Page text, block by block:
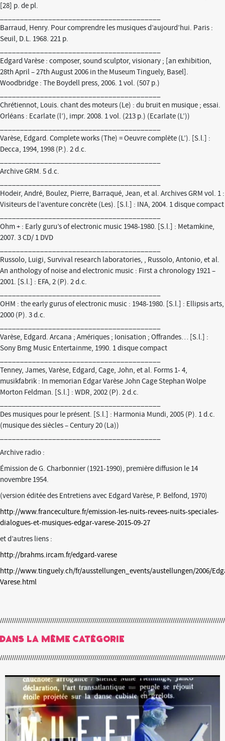
[28] p. de pl.
Barraud, Henry. Pour comprendre les musiques d’aujourd’hui. Paris :
Seuil, D.L. 1968. 221 p.
Edgard Varèse : composer, sound sculptor, visionary ; [an exhibition,
28th April – 27th August 2006 in the Museum Tinguely, Basel].
Woodbridge : The Boydell press, 2006. 1 vol. (507 p.)
Chrétiennot, Louis. chant des moteurs (Le) : du bruit en musique ; essai.
Orléans : Ecarlate (l’), impr. 2008. 1 vol. (213 p.) (Ecarlate (L’))
Varèse, Edgard. Complete works (The) = Oeuvre complète (L’). [S.l.] :
Decca, 1994, 1998 (P.). 2 d.c.
Archive GRM. 5 d.c.
Hodeir, André, Boulez, Pierre, Barraqué, Jean, et al. Archives GRM vol. 1 :
Visiteurs de l’aventure concrète (Les). [S.l.] : INA, 2004. 1 disque compact
Ohm + : Early guru’s of electronic music 1948-1980. [S.l.] : Metamkine,
2007. 3 CD/ 1 DVD
Russolo, Luigi, Survival research laboratories, , Russolo, Antonio, et al.
An anthology of noise and electronic music : First a chronology 1921 –
2001. [S.l.] : EFA, 2 (P). 2 d.c.
OHM : the early gurus of electronic music : 1948-1980. [S.l.] : Ellipsis arts,
2000 (P). 3 d.c.
Varèse, Edgard. Arcana ; Amériques ; Ionisation ; Offrandes… [S.l.] :
Sony Bmg Music Entertainme, 1990. 1 disque compact
Tenney, James, Varèse, Edgard, Cage, John, et al. Forms 1- 4,
musikfabrik : In memorian Edgar Varèse John Cage Stephan Wolpe
Morton Feldman. [S.l.] : WDR, 2002 (P). 2 d.c.
Des musiques pour le présent. [S.l.] : Harmonia Mundi, 2005 (P). 1 d.c.
(musique des siècles – Century 20 (La))
Archive radio :
Émission de G. Charbonnier (1921-1990), première diffusion le 14
novembre 1954.
(version éditée des Entretiens avec Edgard Varèse, P. Belfond, 1970)
http://www.franceculture.fr/emission-les-nuits-revees-nuits-speciales-
dialogues-et-musiques-edgar-varese-2015-09-27
et d’autres liens :
http://brahms.ircam.fr/edgard-varese
http://www.tinguely.ch/fr/ausstellungen_events/austellungen/2006/
Varese.html
Dans la même catégorie